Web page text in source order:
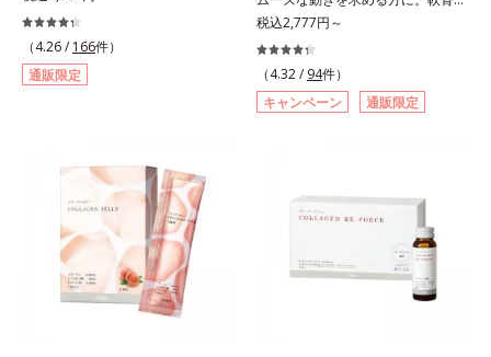
れます。*1 1杯分（約27g）当り。
コラーゲン含む。*2 ビタミンB1、
B2、B6、B12、ナイアシン、パン
る“胎盤”のこと。豊富な栄養素を含
むプラセンタは、みずみずしい美し
さや元気を求める女性の間で大きな
注目を集めている成分です。豚由来
るエラスチンのほか、うるおいをキ
ープするヒアルロン酸、コラーゲ
ン、みずみずしさをアシストするコ
ンドロイチン硫酸など、美しさに磨
きをかける6成分をぎゅっと凝縮。
吸収もスムーズです。
（4.26 / 166件）
通販限定
構成成分のもととなるグルコサミン
は体内でも作られますが、加齢とと
もに分解が進行してしまいます。そ
こで、オルビスは軟骨成分にこだわ
りました。6粒中にグルコサミンを
切なⅡ型コラーゲンをプラスし、ス
ムーズな動きをサポートします。そ
れらに加え、ハス胚芽エキス、生姜
エキスも配合。女性想いのサポート
植物素材で、毎日の快適をサポート
税込2,777円～
（4.32 / 94件）
キャンペーン
通販限定